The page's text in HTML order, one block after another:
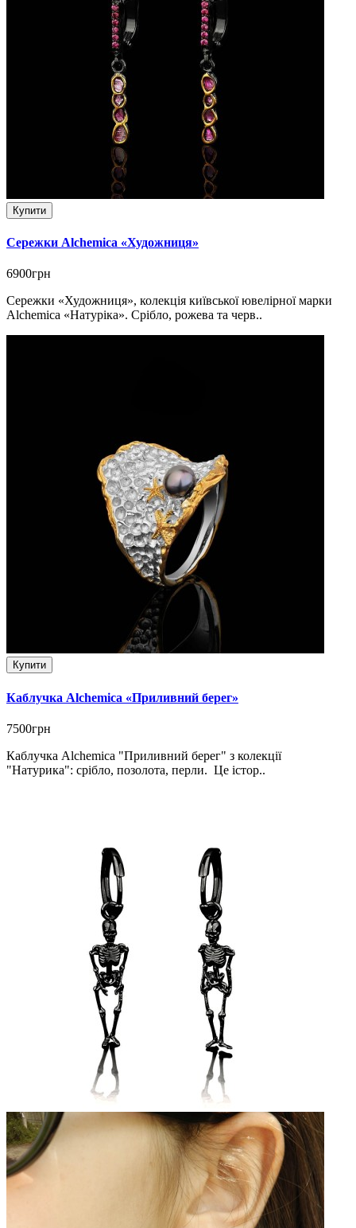
Купити
Сережки Alchemica «Художниця»
6900грн
Сережки «Художниця», колекція київської ювелірної марки
Alchemica «Натуріка». Срібло, рожева та черв..
Купити
Каблучка Alchemica «Приливний берег»
7500грн
Каблучка Alchemica "Приливний берег" з колекції
"Натурика": срібло, позолота, перли. Це істор..